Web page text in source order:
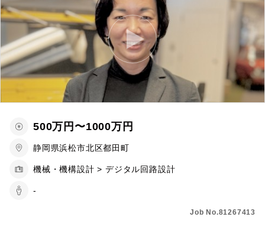
500万円〜1000万円
静岡県浜松市北区都田町
機械・機構設計 > デジタル回路設計
-
Job No.81267413